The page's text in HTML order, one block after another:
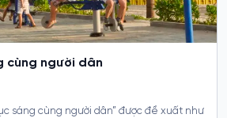
cùng người dân
sáng cùng người dân” được đề xuất như